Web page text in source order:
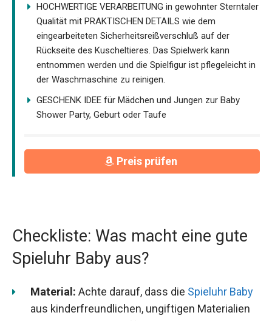
HOCHWERTIGE VERARBEITUNG in gewohnter Sterntaler
Qualität mit PRAKTISCHEN DETAILS wie dem
eingearbeiteten Sicherheitsreißverschluß auf der
Rückseite des Kuscheltieres. Das Spielwerk kann
entnommen werden und die Spielfigur ist pflegeleicht in
der Waschmaschine zu reinigen.
GESCHENK IDEE für Mädchen und Jungen zur Baby
Shower Party, Geburt oder Taufe
Preis prüfen
Checkliste: Was macht eine gute
Spieluhr Baby aus?
Material: Achte darauf, dass die Spieluhr Baby
aus kinderfreundlichen, ungiftigen Materialien